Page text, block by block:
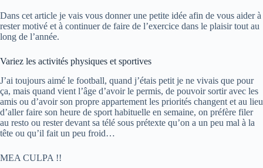
Dans cet article je vais vous donner une petite idée afin de vous aider à
rester motivé et à continuer de faire de l’exercice dans le plaisir tout au
long de l’année.
Variez les activités physiques et sportives
J’ai toujours aimé le football, quand j’étais petit je ne vivais que pour
ça, mais quand vient l’âge d’avoir le permis, de pouvoir sortir avec les
amis ou d’avoir son propre appartement les priorités changent et au lieu
d’aller faire son heure de sport habituelle en semaine, on préfère filer
au resto ou rester devant sa télé sous prétexte qu’on a un peu mal à la
tête ou qu’il fait un peu froid…
MEA CULPA !!